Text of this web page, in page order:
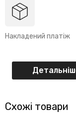
Накладений платіж
Схожі товари